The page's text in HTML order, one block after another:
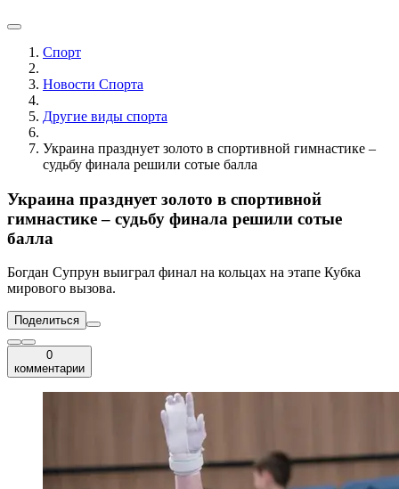
Спорт
Новости Cпорта
Другие виды спорта
Украина празднует золото в спортивной гимнастике –
судьбу финала решили сотые балла
Украина празднует золото в спортивной
гимнастике – судьбу финала решили сотые
балла
Богдан Супрун выиграл финал на кольцах на этапе Кубка
мирового вызова.
Поделиться
0
комментарии